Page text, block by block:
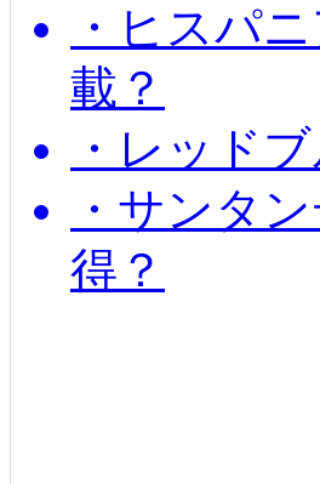
・ヒスパ
載？
・レッド
・サンタ
得？